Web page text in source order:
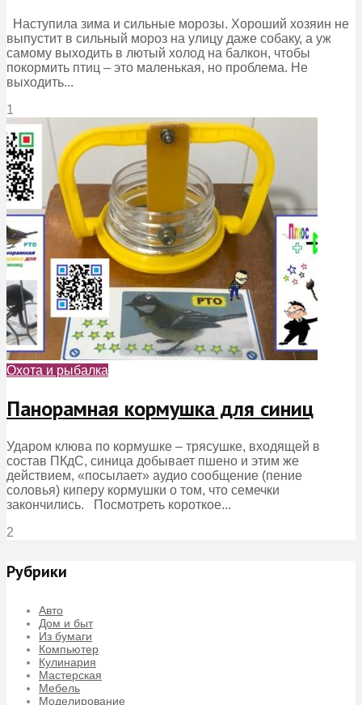
Наступила зима и сильные морозы. Хороший хозяин не
выпустит в сильный мороз на улицу даже собаку, а уж
самому выходить в лютый холод на балкон, чтобы
покормить птиц – это маленькая, но проблема. Не
выходить...
1
Охота и рыбалка
Панорамная кормушка для синиц
Ударом клюва по кормушке – трясушке, входящей в
состав ПКдС, синица добывает пшено и этим же
действием, «посылает» аудио сообщение (пение
соловья) киперу кормушки о том, что семечки
закончились. Посмотреть короткое...
2
Рубрики
Авто
Дом и быт
Из бумаги
Компьютер
Кулинария
Мастерская
Мебель
Моделирование